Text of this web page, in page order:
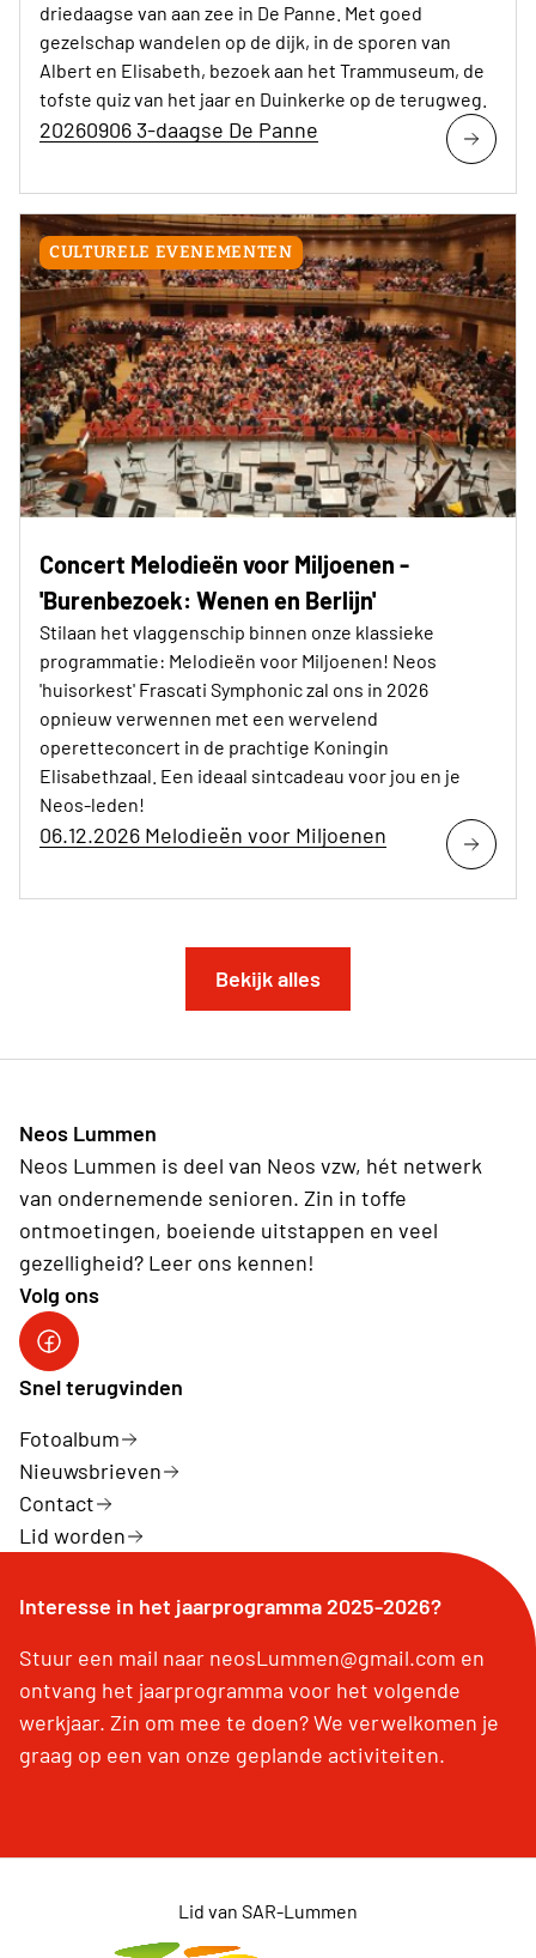
driedaagse van aan zee in De Panne. Met goed
gezelschap wandelen op de dijk, in de sporen van
Albert en Elisabeth, bezoek aan het Trammuseum, de
tofste quiz van het jaar en Duinkerke op de terugweg.
20260906 3-daagse De Panne
CULTURELE EVENEMENTEN
Concert Melodieën voor Miljoenen -
'Burenbezoek: Wenen en Berlijn'
Stilaan het vlaggenschip binnen onze klassieke
programmatie: Melodieën voor Miljoenen! Neos
'huisorkest' Frascati Symphonic zal ons in 2026
opnieuw verwennen met een wervelend
operetteconcert in de prachtige Koningin
Elisabethzaal. Een ideaal sintcadeau voor jou en je
Neos-leden!
06.12.2026 Melodieën voor Miljoenen
Bekijk alles
Neos Lummen
Neos Lummen is deel van Neos vzw, hét netwerk
van ondernemende senioren. Zin in toffe
ontmoetingen, boeiende uitstappen en veel
gezelligheid? Leer ons kennen!
Volg ons
Snel terugvinden
Fotoalbum
Nieuwsbrieven
Contact
Lid worden
Interesse in het jaarprogramma 2025-2026?
Stuur een mail naar neosLummen@gmail.com en
ontvang het jaarprogramma voor het volgende
werkjaar. Zin om mee te doen? We verwelkomen je
graag op een van onze geplande activiteiten.
Lid van SAR-Lummen